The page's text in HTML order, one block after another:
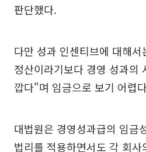
판단했다.
다만 성과 인센티브에 대해
정산이라기보다 경영 성과의
깝다"며 임금으로 보기 어렵
대법원은 경영성과급의 임금
법리를 적용하면서도 각 회